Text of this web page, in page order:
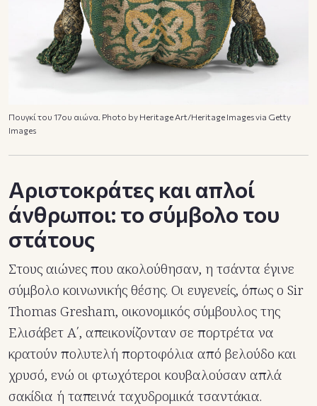
Πουγκί του 17ου αιώνα. Photo by Heritage Art/Heritage Images via Getty
Images
Αριστοκράτες και απλοί
άνθρωποι: το σύμβολο του
στάτους
Στους αιώνες που ακολούθησαν, η τσάντα έγινε
σύμβολο κοινωνικής θέσης. Οι ευγενείς, όπως ο Sir
Thomas Gresham, οικονομικός σύμβουλος της
Ελισάβετ Α΄, απεικονίζονταν σε πορτρέτα να
κρατούν πολυτελή πορτοφόλια από βελούδο και
χρυσό, ενώ οι φτωχότεροι κουβαλούσαν απλά
σακίδια ή ταπεινά ταχυδρομικά τσαντάκια.